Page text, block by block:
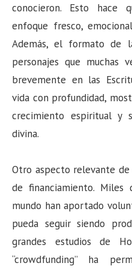
conocieron. Esto hace
enfoque fresco,
Además, el formato de
personajes que muchas
brevemente en las
vida con profundidad,
crecimiento espiritual y
divina.
Otro aspecto relevante
de financiamiento. Miles
mundo han aportado
pueda seguir siendo
grandes estudios de
“crowdfunding” ha